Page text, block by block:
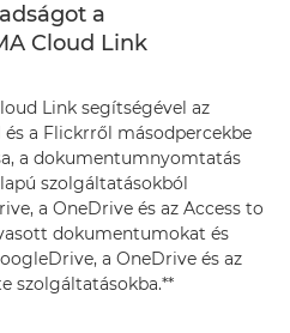
a
Cloud Link
Link segítségével az
a Flickrről másodpercekbe
a dokumentumnyomtatás
szolgáltatásokból
a OneDrive és az Access to
dokumentumokat és
a OneDrive és az
szolgáltatásokba.**